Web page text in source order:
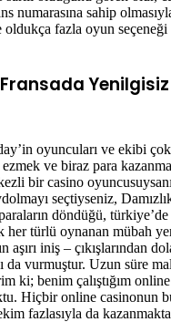
numarasına sahip
fazla oyun seçeneği
oyuncuları ve ekibi
ezmek ve biraz para
bir casino
seçtiyseniz,
döndüğü,
her türlü oynanan mübah
aşırı iniş – çıkışlarından
da vurmuştur. Uzun süre
ki; benim çalıştığım online
Hiçbir online casinonun
fazlasıyla da